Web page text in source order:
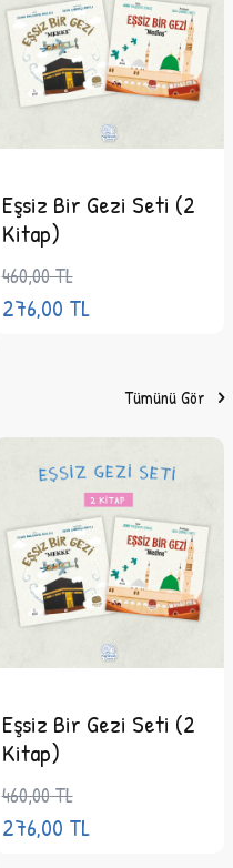
Eşsiz Bir Gezi Seti (2
Kitap)
460,00TL
276,00 TL
Tümünü Gör
Eşsiz Bir Gezi Seti (2
Kitap)
460,00TL
276,00 TL